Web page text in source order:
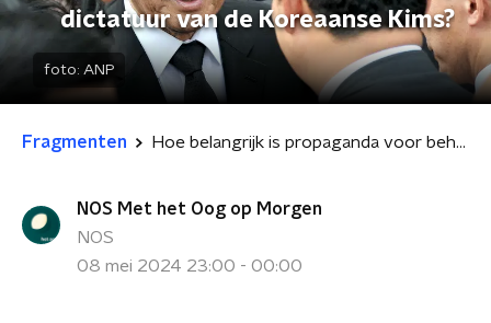
dictatuur van de Koreaanse Kims?
foto: ANP
Fragmenten Hoe belangrijk is propaganda voor behouden cultus rond dictatuur van de Koreaanse Kims?
NOS Met het Oog op Morgen
NOS
08 mei 2024 23:00 - 00:00